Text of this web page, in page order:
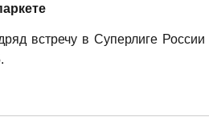
встречу в Суперлиге